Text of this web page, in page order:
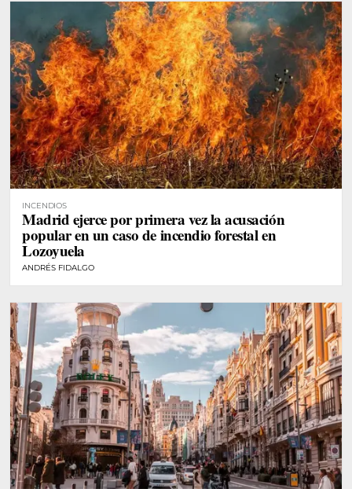
INCENDIOS
Madrid ejerce por primera vez la acusación
popular en un caso de incendio forestal en
Lozoyuela
ANDRÉS FIDALGO